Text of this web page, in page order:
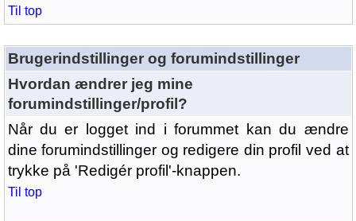
Til top
Brugerindstillinger og forumindstillinger
Hvordan ændrer jeg mine
forumindstillinger/profil?
Når du er logget ind i forummet kan du ændre
dine forumindstillinger og redigere din profil ved at
trykke på 'Redigér profil'-knappen.
Til top